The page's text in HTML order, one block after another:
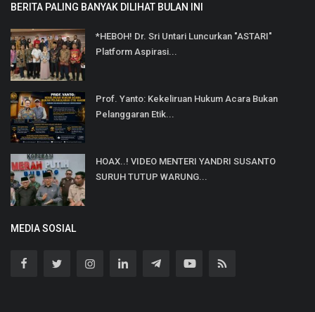
BERITA PALING BANYAK DILIHAT BULAN INI
*HEBOH! Dr. Sri Untari Luncurkan "ASTARI"
Platform Aspirasi...
Prof. Yanto: Kekeliruan Hukum Acara Bukan
Pelanggaran Etik...
HOAX..! VIDEO MENTERI YANDRI SUSANTO
SURUH TUTUP WARUNG...
MEDIA SOSIAL